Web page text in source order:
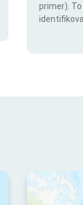
primer).